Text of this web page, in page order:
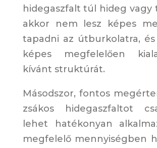
hidegaszfalt túl hideg vagy
akkor nem lesz képes
tapadni az útburkolatra,
képes megfelelően
kívánt struktúrát.
Másodszor, fontos
zsákos hidegaszfaltot
lehet hatékonyan
megfelelő mennyiségben